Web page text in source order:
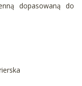
dopasowaną do